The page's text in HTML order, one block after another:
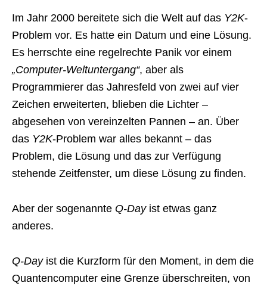
Im Jahr 2000 bereitete sich die Welt auf das Y2K-
Problem vor. Es hatte ein Datum und eine Lösung.
Es herrschte eine regelrechte Panik vor einem
„Computer-Weltuntergang“, aber als
Programmierer das Jahresfeld von zwei auf vier
Zeichen erweiterten, blieben die Lichter –
abgesehen von vereinzelten Pannen – an. Über
das Y2K-Problem war alles bekannt – das
Problem, die Lösung und das zur Verfügung
stehende Zeitfenster, um diese Lösung zu finden.
Aber der sogenannte Q-Dayist etwas ganz
anderes.
Q-Dayist die Kurzform für den Moment, in dem die
Quantencomputer eine Grenze überschreiten, von